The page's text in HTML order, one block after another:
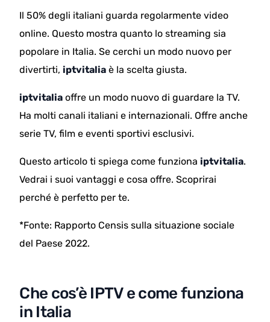
Il 50% degli italiani guarda regolarmente video
online. Questo mostra quanto lo streaming sia
popolare in Italia. Se cerchi un modo nuovo per
divertirti, iptvitalia è la scelta giusta.
iptvitalia offre un modo nuovo di guardare la TV.
Ha molti canali italiani e internazionali. Offre anche
serie TV, film e eventi sportivi esclusivi.
Questo articolo ti spiega come funziona iptvitalia.
Vedrai i suoi vantaggi e cosa offre. Scoprirai
perché è perfetto per te.
*Fonte: Rapporto Censis sulla situazione sociale
del Paese 2022.
Che cos’è IPTV e come funziona
in Italia